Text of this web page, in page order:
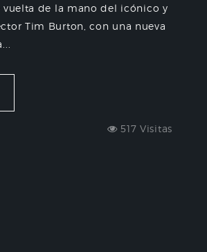
vuelta de la mano del icónico y
Tim Burton, con una nueva
517 Visitas